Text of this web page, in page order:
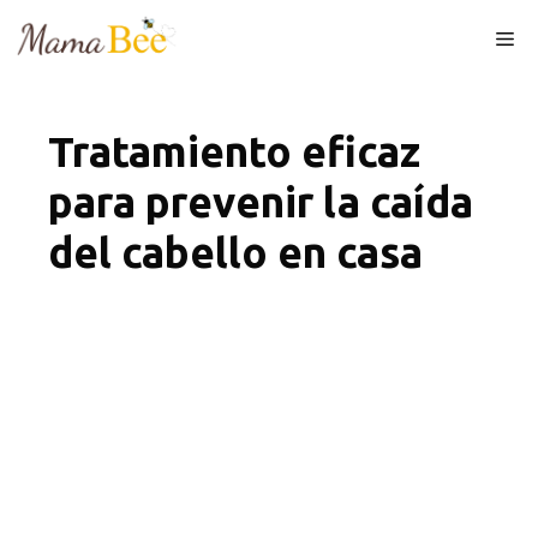
Tratamiento eficaz
para prevenir la caída
del cabello en casa